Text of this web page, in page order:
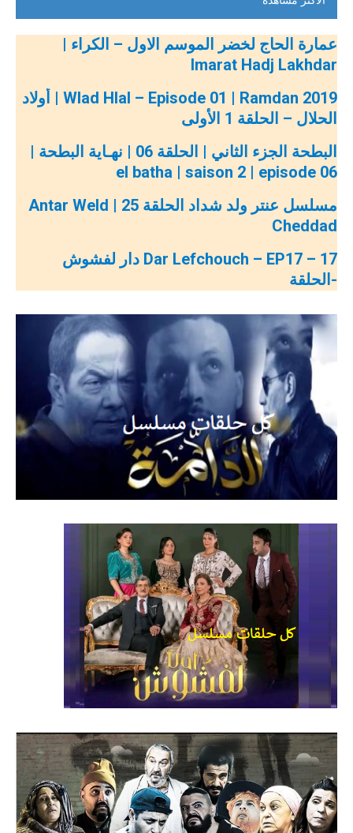
عمارة الحاج لخضر الموسم الاول – الكراء |
Imarat Hadj Lakhdar
Wlad Hlal – Episode 01 | Ramdan 2019 | أولاد
الحلال – الحلقة 1 الأولى
البطحة الجزء الثاني | الحلقة 06 | نهـاية البطحة |
06 el batha | saison 2 | episode
مسلسل عنتر ولد شداد الحلقة 25 | Antar Weld
Cheddad
Dar Lefchouch – EP17 – 17 دار لفشوش
-الحلقة